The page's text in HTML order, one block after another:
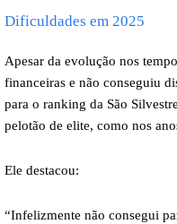
Dificuldades em 2025
Apesar da evolução nos
financeiras e não conseguiu
para o ranking da São
pelotão de elite, como nos
Ele destacou:
“Infelizmente não consegui